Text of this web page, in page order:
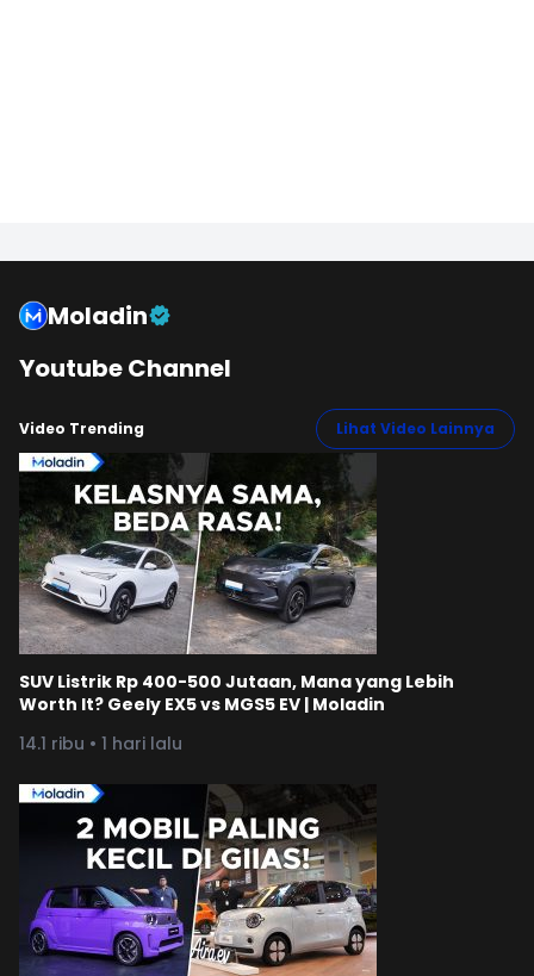
Moladin
Youtube Channel
Video Trending Lihat Video Lainnya
SUV Listrik Rp 400-500 Jutaan, Mana yang Lebih
Worth It? Geely EX5 vs MGS5 EV | Moladin
14.1 ribu • 1 hari lalu